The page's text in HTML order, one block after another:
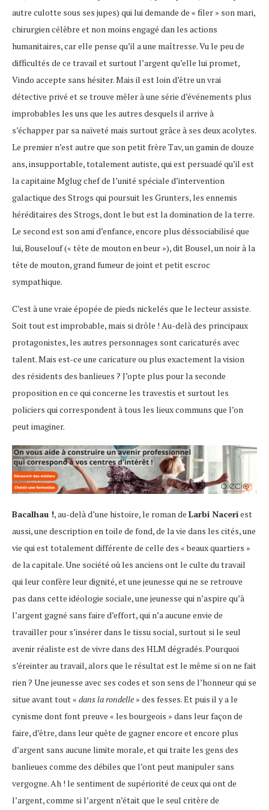
autre culotte sous ses jupes) qui lui demande de « filer » son mari,
chirurgien célèbre et non moins engagé dan les actions
humanitaires, car elle pense qu’il a une maîtresse. Vu le peu de
difficultés de ce travail et surtout l’argent qu’elle lui promet,
Vindo accepte sans hésiter. Mais il est loin d’être un vrai
détective privé et se trouve mêler à une série d’événements plus
improbables les uns que les autres desquels il arrive à
s’échapper par sa naïveté mais surtout grâce à ses deux acolytes.
Le premier n’est autre que son petit frère Tav, un gamin de douze
ans, insupportable, totalement autiste, qui est persuadé qu’il est
la capitaine Mglug chef de l’unité spéciale d’intervention
galactique des Strogs qui poursuit les Grunters, les ennemis
héréditaires des Strogs, dont le but est la domination de la terre.
Le second est son ami d’enfance, encore plus déssociabilisé que
lui, Bouselouf (« tête de mouton en beur »), dit Bousel, un noir à la
tête de mouton, grand fumeur de joint et petit escroc
sympathique.
C’est à une vraie épopée de pieds nickelés que le lecteur assiste.
Soit tout est improbable, mais si drôle ! Au-delà des principaux
protagonistes, les autres personnages sont caricaturés avec
talent. Mais est-ce une caricature ou plus exactement la vision
des résidents des banlieues ? J’opte plus pour la seconde
proposition en ce qui concerne les travestis et surtout les
policiers qui correspondent à tous les lieux communs que l’on
peut imaginer.
Bacalhau !, au-delà d’une histoire, le roman de Larbi Naceriest
aussi, une description en toile de fond, de la vie dans les cités, une
vie qui est totalement différente de celle des « beaux quartiers »
de la capitale. Une société où les anciens ont le culte du travail
qui leur confère leur dignité, et une jeunesse qui ne se retrouve
pas dans cette idéologie sociale, une jeunesse qui n’aspire qu’à
l’argent gagné sans faire d’effort, qui n’a aucune envie de
travailler pour s’insérer dans le tissu social, surtout si le seul
avenir réaliste est de vivre dans des HLM dégradés. Pourquoi
s’éreinter au travail, alors que le résultat est le même si on ne fait
rien ? Une jeunesse avec ses codes et son sens de l’honneur qui se
situe avant tout « dans la rondelle » des fesses. Et puis il y a le
cynisme dont font preuve « les bourgeois » dans leur façon de
faire, d’être, dans leur quête de gagner encore et encore plus
d’argent sans aucune limite morale, et qui traite les gens des
banlieues comme des débiles que l’ont peut manipuler sans
vergogne. Ah ! le sentiment de supériorité de ceux qui ont de
l’argent, comme si l’argent n’était que le seul critère de